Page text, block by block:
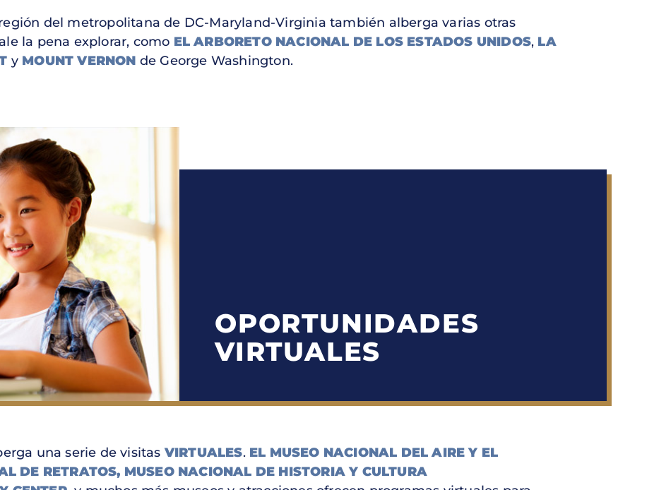
del metropolitana de DC-Maryland-Virginia también alberga varias otras
la pena explorar, como EL ARBORETO NACIONAL DE LOS ESTADOS UNIDOS, LA
y MOUNT VERNON de George Washington.
OPORTUNIDADES
VIRTUALES
una serie de visitas VIRTUALES. EL MUSEO NACIONAL DEL AIRE Y EL
DE RETRATOS, MUSEO NACIONAL DE HISTORIA Y CULTURA